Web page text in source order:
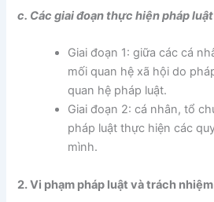
c. Các giai đoạn thực hiện pháp luật
Giai đoạn 1: giữa các cá
mối quan hệ xã hội do
quan hệ pháp luật.
Giai đoạn 2: cá nhân, tổ
pháp luật thực hiện các
mình.
2. Vi phạm pháp luật và trách